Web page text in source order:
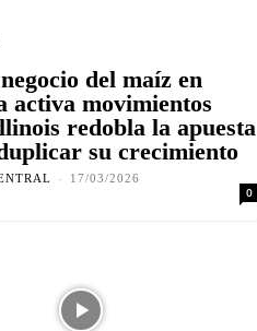
del maíz en
activa movimientos
redobla la apuesta
su crecimiento
- 17/03/2026
0